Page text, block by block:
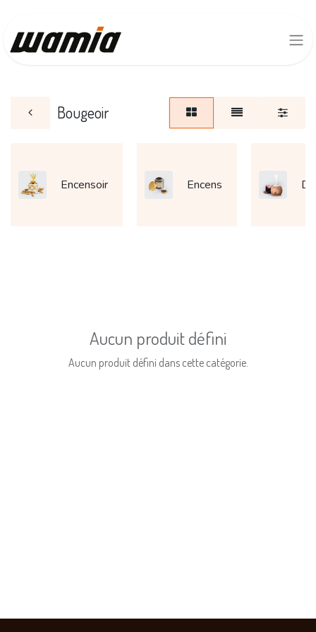
Bougeoir
Encensoir Encens
Aucun produit défini
Aucun produit défini dans cette catégorie.